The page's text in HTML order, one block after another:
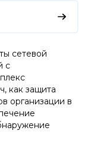
сетевой
с
как защита
организации в